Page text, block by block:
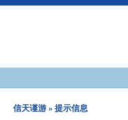
信天谨游 » 提示信息